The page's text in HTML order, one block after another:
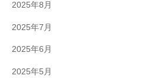
2025年8月
2025年7月
2025年6月
2025年5月